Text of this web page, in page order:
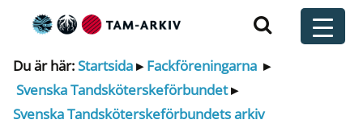
Huvudnavigering
Du är här:Startsida▸Fackföreningarna ▸
Svenska Tandsköterskeförbundet▸
Svenska Tandsköterskeförbundets arkiv